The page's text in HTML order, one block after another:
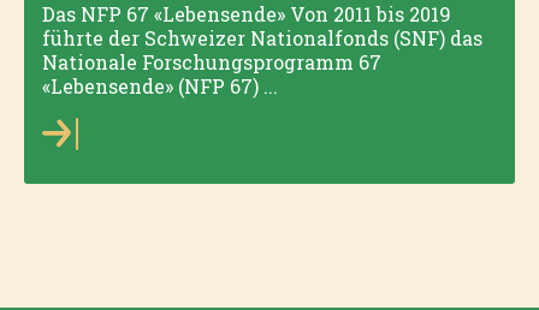
Das NFP 67 «Lebensende» Von 2011 bis 2019
führte der Schweizer Nationalfonds (SNF) das
Nationale Forschungsprogramm 67
«Lebensende» (NFP 67) ...